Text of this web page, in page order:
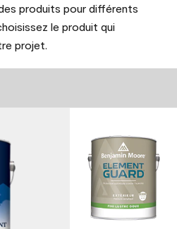
produits pour différents
le produit qui
projet.